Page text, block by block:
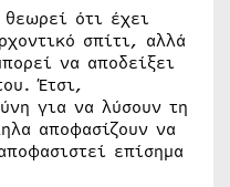
ότι έχει
σπίτι, αλλά
να αποδείξει
Έτσι,
για να λύσουν τη
αποφασίζουν να
επίσημα